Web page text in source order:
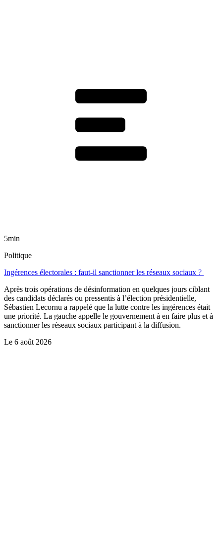
5min
Politique
Ingérences électorales : faut-il sanctionner les réseaux sociaux ?
Après trois opérations de désinformation en quelques jours ciblant
des candidats déclarés ou pressentis à l’élection présidentielle,
Sébastien Lecornu a rappelé que la lutte contre les ingérences était
une priorité. La gauche appelle le gouvernement à en faire plus et à
sanctionner les réseaux sociaux participant à la diffusion.
Le 6 août 2026